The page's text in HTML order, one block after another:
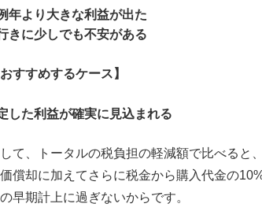
年より大きな利益が出た
きに少しでも不安がある
すすめするケース】
した利益が確実に見込まれる
て、トータルの税負担の軽減額で比べると
償却に加えてさらに税金から購入代金の
早期計上に過ぎないからです。